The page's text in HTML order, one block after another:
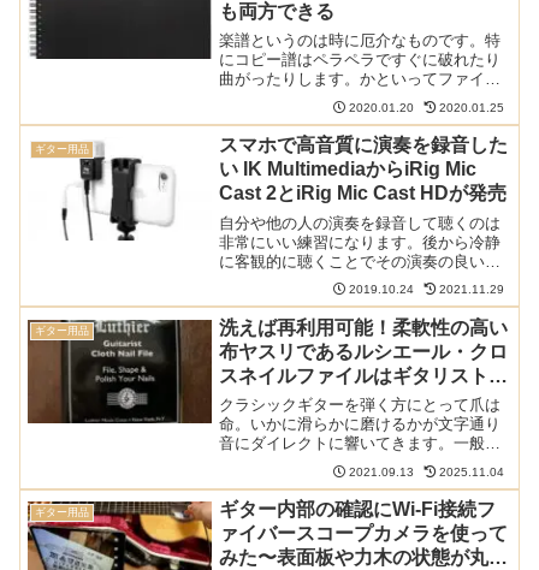
も両方できる
楽譜というのは時に厄介なものです。特
にコピー譜はペラペラですぐに破れたり
曲がったりします。かといってファイリ
ングすると指導内容や指示を書き込むと
きに不便。そんな時は楽譜ファイルを使
うと便利です。譜面台にそのまま載せる
と譜めくりが面倒で、しょ...
2020.01.20 2020.01.25
ギター用品
スマホで高音質に演奏を録音した
い IK MultimediaからiRig Mic
Cast 2とiRig Mic Cast HDが発売
自分や他の人の演奏を録音して聴くのは
非常にいい練習になります。後から冷静
に客観的に聴くことでその演奏の良いと
ころ、悪いところを分析でき、自分の足
りないところにフィードバックできま
す。IK Multimediaから発売されるiRig
Mic ...
2019.10.24 2021.11.29
ギター用品
洗えば再利用可能！柔軟性の高い
布ヤスリであるルシエール・クロ
スネイルファイルはギタリストの
爪の細かいところまでしっかり磨
ける
クラシックギターを弾く方にとって爪は
命。いかに滑らかに磨けるかが文字通り
音にダイレクトに響いてきます。一般的
には紙やすりを使って磨くのですが、紙
やすりは消耗品のうえに、柔軟性が低い
のが難点。布ヤスリなら洗えば再利用で
きますし、布なので柔軟性...
2021.09.13 2025.11.04
ギター用品
ギター内部の確認にWi-Fi接続フ
ァイバースコープカメラを使って
みた〜表面板や力木の状態が丸わ